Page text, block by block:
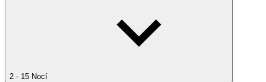
2 - 15 Nocí